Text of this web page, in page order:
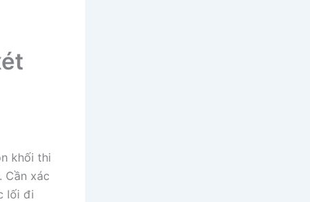
khối thi
Cần xác
lối đi